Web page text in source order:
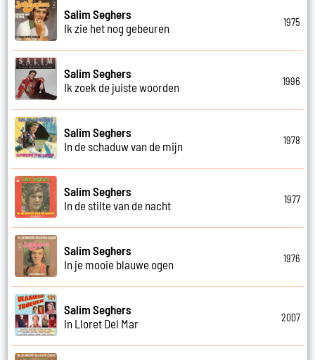
Salim Seghers
Ik zie het nog gebeuren
1975
Salim Seghers
Ik zoek de juiste woorden
1996
Salim Seghers
In de schaduw van de mijn
1978
Salim Seghers
In de stilte van de nacht
1977
Salim Seghers
In je mooie blauwe ogen
1976
Salim Seghers
In Lloret Del Mar
2007